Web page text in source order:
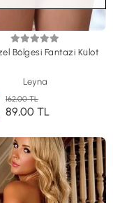
Bölgesi Fantazi Külot
Leyna
162,00 TL
89,00 TL